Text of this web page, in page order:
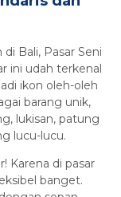
Bali, Pasar Seni
ini udah terkenal
ikon oleh-oleh
barang unik,
lukisan, patung
lucu-lucu.
Karena di pasar
banget.